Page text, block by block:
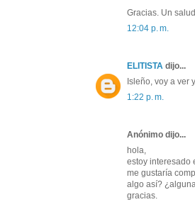
Gracias. Un
12:04 p. m.
ELITISTA dijo...
Isleño, voy a ver
1:22 p. m.
Anónimo dijo...
hola,
estoy interesado
me gustaría
algo así?
gracias.